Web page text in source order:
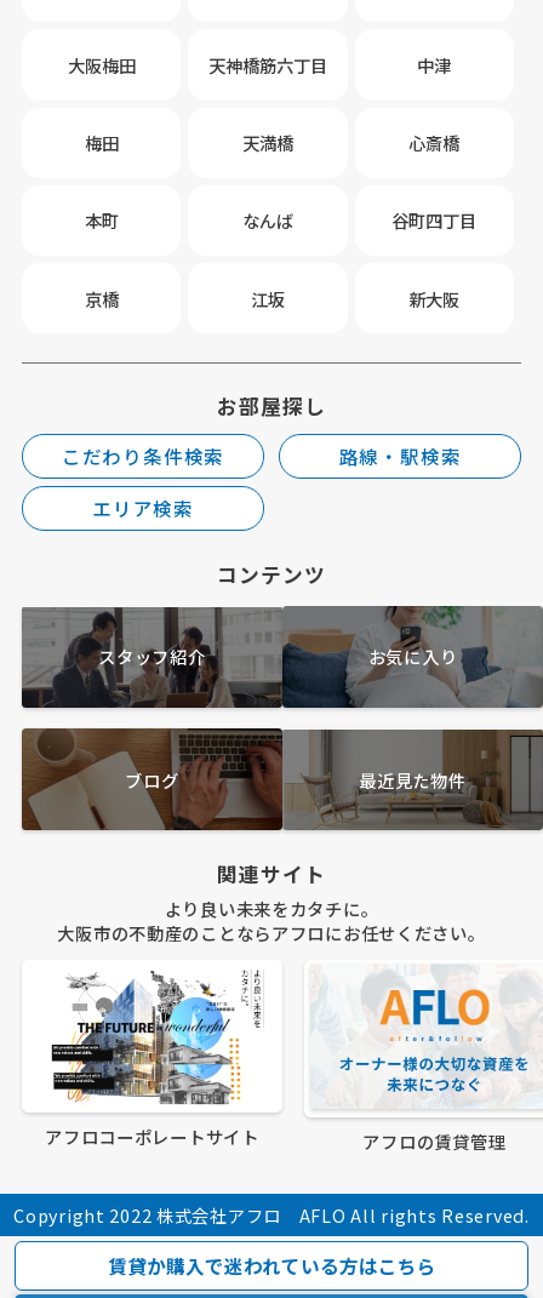
大阪梅田 天神橋筋六丁目 中津
梅田 天満橋 心斎橋
本町 なんば 谷町四丁目
京橋 江坂 新大阪
お部屋探し
こだわり条件検索
路線・駅検索
エリア検索
コンテンツ
スタッフ紹介 お気に入り
ブログ 最近見た物件
関連サイト
より良い未来をカタチに。
大阪市の不動産のことならアフロにお任せください。
アフロコーポレートサイト アフロの賃貸管理
Copyright 2022 株式会社アフロ AFLO All rights Reserved.
賃貸か購入で迷われている方はこちら